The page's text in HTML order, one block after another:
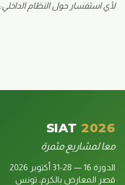
لأي استفسار حول النظام الداخلي: siat@3ec.tn
SIAT 2026
معا لمشاريع مثمرة
الدورة 16 — 28-31 أكتوبر 2026
قصر المعارض بالكرم، تونس